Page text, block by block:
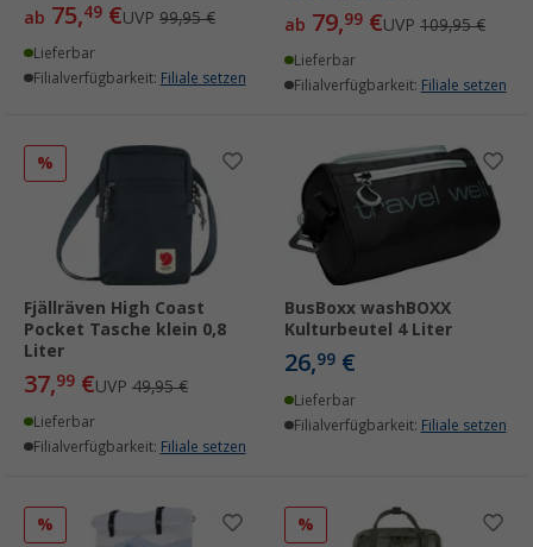
ab 75,49 €UVP 99,95 €
Lieferbar
Filialverfügbarkeit: Filiale setzen
ab 79,99 €UVP 109,95 €
Lieferbar
Filialverfügbarkeit: Filiale setzen
%
Fjällräven High Coast
Pocket Tasche klein 0,8
Liter
37,99 €UVP 49,95 €
Lieferbar
Filialverfügbarkeit: Filiale setzen
BusBoxx washBOXX
Kulturbeutel 4 Liter
26,99 €
Lieferbar
Filialverfügbarkeit: Filiale setzen
% %